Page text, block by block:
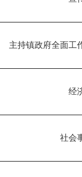
主持镇政府全面工
经
社会